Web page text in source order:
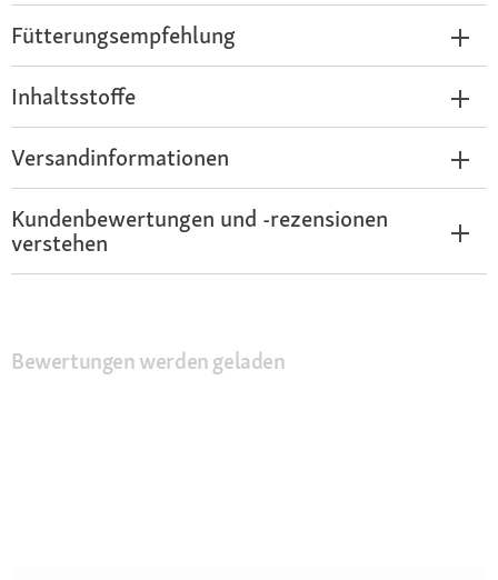
Fütterungsempfehlung
Inhaltsstoffe
Versandinformationen
Kundenbewertungen und -rezensionen
verstehen
Bewertungen werden geladen